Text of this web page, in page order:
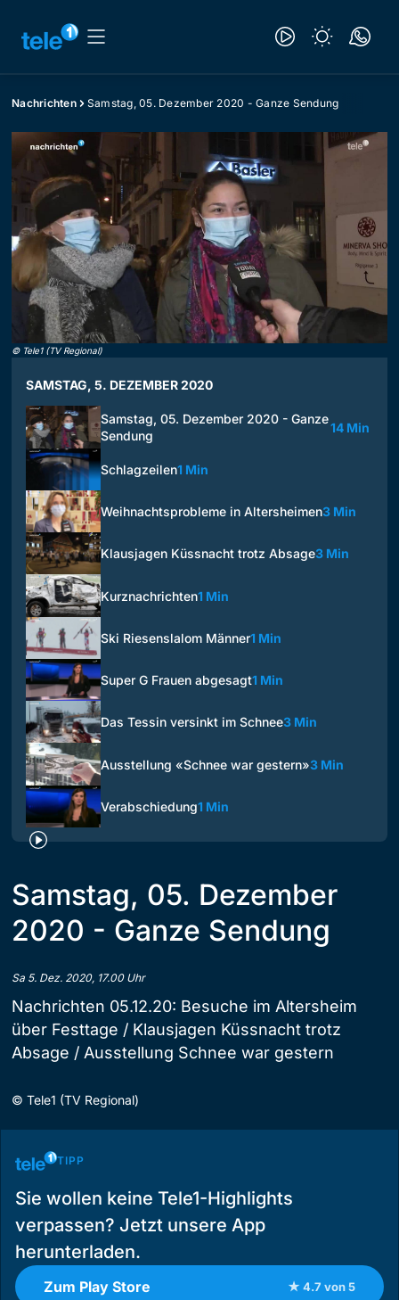
Nachrichten Samstag, 05. Dezember 2020 - Ganze Sendung
© Tele1 (TV Regional)
SAMSTAG, 5. DEZEMBER 2020
Samstag, 05. Dezember 2020 - Ganze
Sendung
14 Min
Schlagzeilen1 Min
Weihnachtsprobleme in Altersheimen3 Min
Klausjagen Küssnacht trotz Absage3 Min
Kurznachrichten1 Min
Ski Riesenslalom Männer1 Min
Super G Frauen abgesagt1 Min
Das Tessin versinkt im Schnee3 Min
Ausstellung «Schnee war gestern»3 Min
Verabschiedung1 Min
Samstag, 05. Dezember
2020 - Ganze Sendung
Sa 5. Dez. 2020, 17.00 Uhr
Nachrichten 05.12.20: Besuche im Altersheim
über Festtage / Klausjagen Küssnacht trotz
Absage / Ausstellung Schnee war gestern
© Tele1 (TV Regional)
TIPP
Sie wollen keine Tele1-Highlights
verpassen? Jetzt unsere App
herunterladen.
Zum Play Store ★ 4.7 von 5